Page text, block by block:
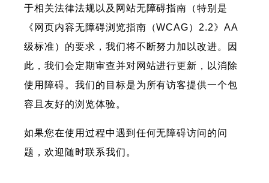
于相关法律法规以及网站无障碍指南（特别是
《网页内容无障碍浏览指南（WCAG）2.2》AA
级标准）的要求，我们将不断努力加以改进。因
此，我们会定期审查并对网站进行更新，以消除
使用障碍。我们的目标是为所有访客提供一个包
容且友好的浏览体验。
如果您在使用过程中遇到任何无障碍访问的问
题，欢迎随时联系我们。